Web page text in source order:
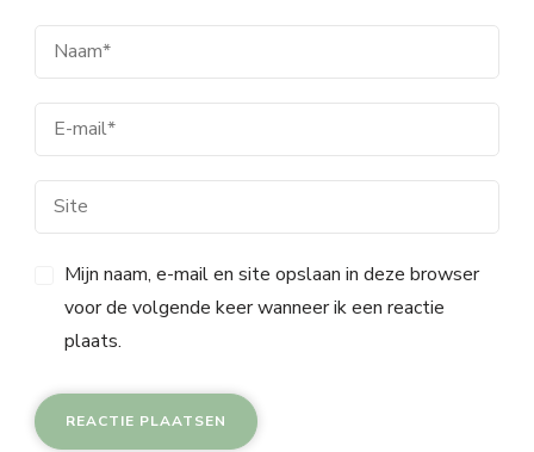
Mijn naam, e-mail en site opslaan in deze browser
voor de volgende keer wanneer ik een reactie
plaats.